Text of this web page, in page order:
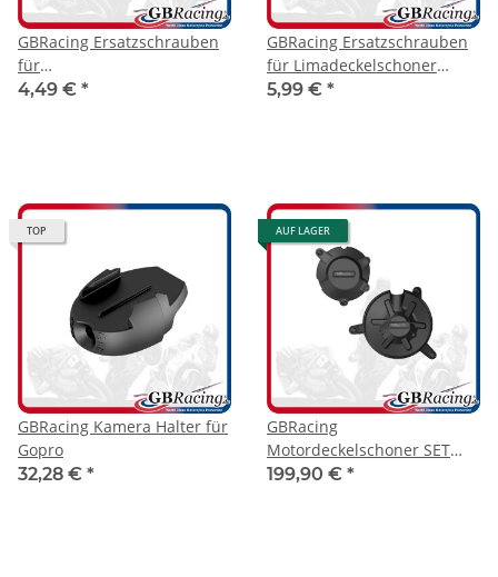
GBRacing Ersatzschrauben
für
Kupplungsdeckelschoner
4,49 € *
GBRacing Ersatzschrauben
für Limadeckelschoner
Aprilia RSV4 09-20
5,99 € *
TOP
GBRacing Kamera Halter für
Gopro
32,28 € *
AUF LAGER
GBRacing
Motordeckelschoner SET
Aprilia RSV4 09-19
199,90 € *